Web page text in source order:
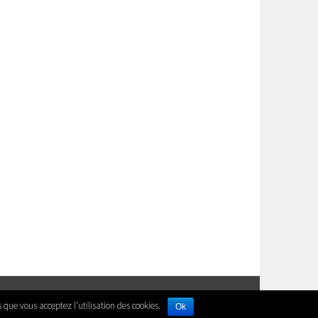
vous acceptez l'utilisation des cookies. Ok